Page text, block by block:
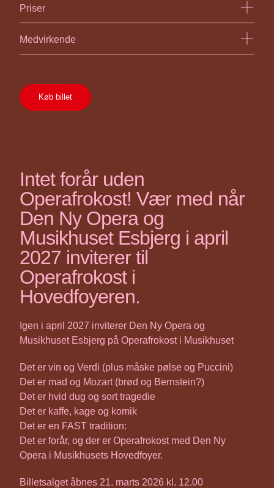
Priser
Medvirkende
Køb billet
Intet forår uden
Operafrokost! Vær med når
Den Ny Opera og
Musikhuset Esbjerg i april
2027 inviterer til
Operafrokost i
Hovedfoyeren.
Igen i april 2027 inviterer Den Ny Opera og
Musikhuset Esbjerg på Operafrokost i Musikhuset
Det er vin og Verdi (plus måske pølse og Puccini)
Det er mad og Mozart (brød og Bernstein?)
Det er hvid dug og sort tragedie
Det er kaffe, kage og komik
Det er en FAST tradition:
Det er forår, og der er Operafrokost med Den Ny
Opera i Musikhusets Hovedfoyer.
Billetsalget åbnes 21. marts 2026 kl. 12.00